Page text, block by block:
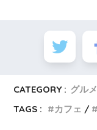
CATEGORY : グルメ
TAGS :
カフェ